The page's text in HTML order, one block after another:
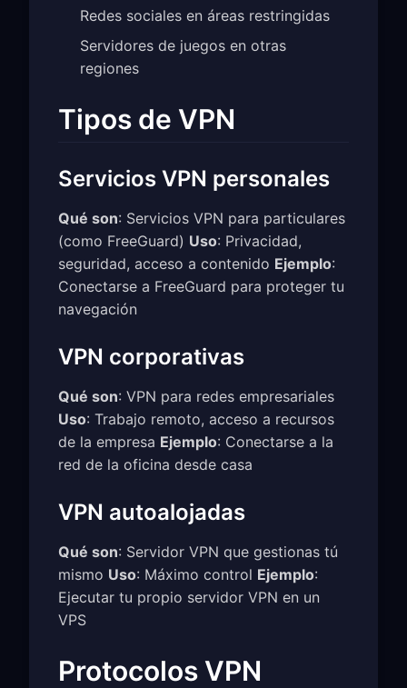
Redes sociales en áreas restringidas
Servidores de juegos en otras
regiones
Tipos de VPN
Servicios VPN personales
Qué son: Servicios VPN para particulares
(como FreeGuard) Uso: Privacidad,
seguridad, acceso a contenido Ejemplo:
Conectarse a FreeGuard para proteger tu
navegación
VPN corporativas
Qué son: VPN para redes empresariales
Uso: Trabajo remoto, acceso a recursos
de la empresa Ejemplo: Conectarse a la
red de la oficina desde casa
VPN autoalojadas
Qué son: Servidor VPN que gestionas tú
mismo Uso: Máximo control Ejemplo:
Ejecutar tu propio servidor VPN en un
VPS
Protocolos VPN